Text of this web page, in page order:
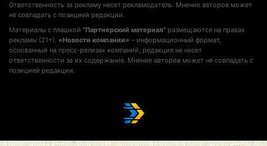
Ответственность за рекламу несет рекламодатель. Мнение авторов может
не совпадать с позицией редакции.
Материалы с плашкой "Партнерский материал" размещаются на правах
рекламы (21+). «Новости компании» – информационный формат,
основанный на пресс-релизах компаний; редакция не несет
ответственности за их содержание. Мнение авторов может не совпадать с
позицией редакции.